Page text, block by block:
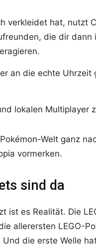
verkleidet hat, nutzt
die dir dann
an die echte Uhrzeit
lokalen Multiplayer
Welt ganz
vormerken.
sind da
ist es Realität. Die
allerersten LEGO-
die erste Welle